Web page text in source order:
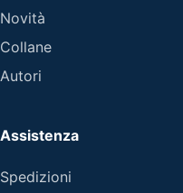
Novità
Collane
Autori
Assistenza
Spedizioni